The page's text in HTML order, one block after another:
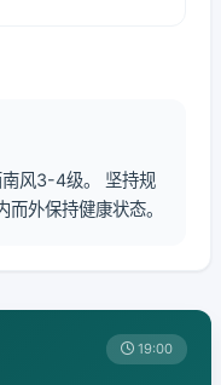
风3-4级。 坚持规
外保持健康状态。
19:00